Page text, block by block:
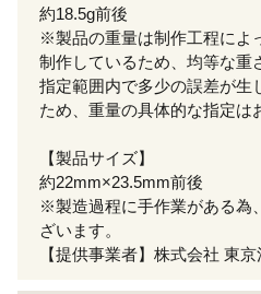
約18.5g前後
※製品の重量は制作工程によ
制作しているため、均等な重
指定範囲内で多少の誤差が生
ため、重量の具体的な指定は
【製品サイズ】
約22mm×23.5mm前後
※製造過程に手作業がある為
ざいます。
【提供事業者】株式会社 東